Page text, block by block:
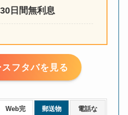
日間無利息
フタバを見る
Web完 郵送物 電話な